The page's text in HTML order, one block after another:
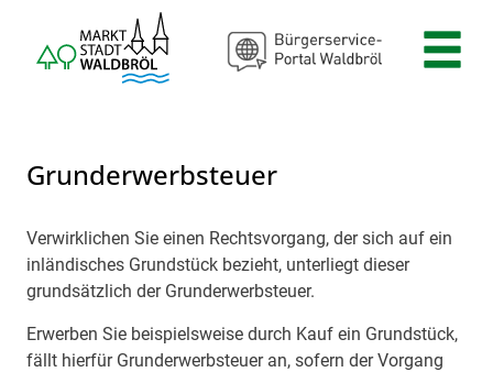
Zum Hauptinhalt springen
Grunderwerbsteuer
Beschreibung
Verwirklichen Sie einen Rechtsvorgang, der sich auf ein
inländisches Grundstück bezieht, unterliegt dieser
grundsätzlich der Grunderwerbsteuer.
Erwerben Sie beispielsweise durch Kauf ein Grundstück,
fällt hierfür Grunderwerbsteuer an, sofern der Vorgang